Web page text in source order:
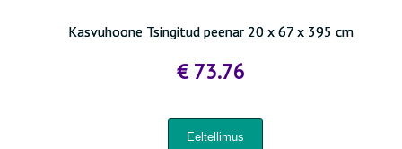
Kasvuhoone Tsingitud peenar 20 x 67 x 395 cm
€ 73.76